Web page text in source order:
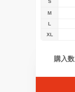
S
M
L
XL
購入数